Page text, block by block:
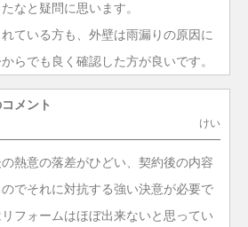
なと疑問に思います。
ている方も、外壁は雨漏りの原因に
らでも良く確認した方が良いです。
メント
けい
熱意の落差がひどい、契約後の内容
でそれに対抗する強い決意が必要で
フォームはほぼ出来ないと思ってい